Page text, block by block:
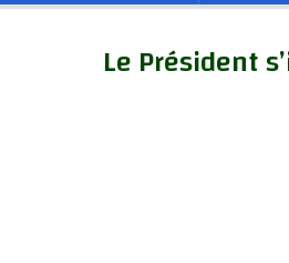
Le Président